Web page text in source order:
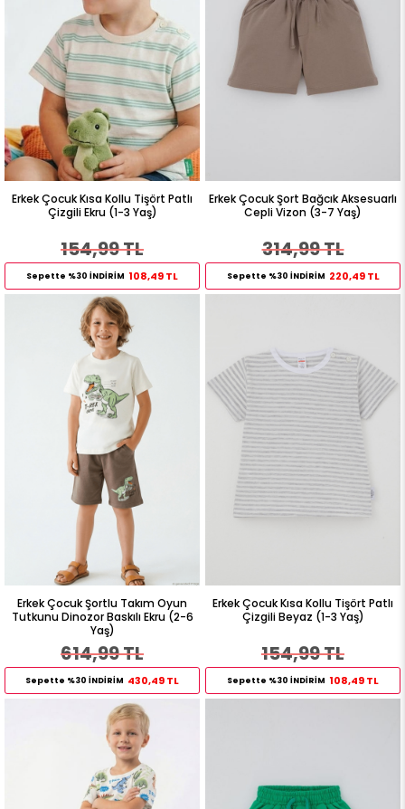
Erkek Çocuk Kısa Kollu Tişört Patlı
Çizgili Ekru (1-3 Yaş)
154,99 TL
Sepette %30 İNDİRİM 108,49 TL
Erkek Çocuk Şort Bağcık Aksesuarlı
Cepli Vizon (3-7 Yaş)
314,99 TL
Sepette %30 İNDİRİM 220,49 TL
Erkek Çocuk Şortlu Takım Oyun
Tutkunu Dinozor Baskılı Ekru (2-6
Yaş)
614,99 TL
Sepette %30 İNDİRİM 430,49 TL
Erkek Çocuk Kısa Kollu Tişört Patlı
Çizgili Beyaz (1-3 Yaş)
154,99 TL
Sepette %30 İNDİRİM 108,49 TL